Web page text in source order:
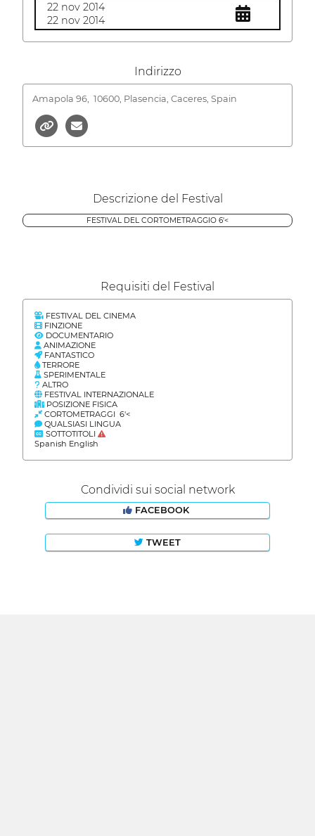
22 nov 2014
22 nov 2014
Indirizzo
Amapola 96, 10600, Plasencia, Caceres, Spain
Descrizione del Festival
FESTIVAL DEL CORTOMETRAGGIO 6'<
Requisiti del Festival
FESTIVAL DEL CINEMA
FINZIONE
DOCUMENTARIO
ANIMAZIONE
FANTASTICO
TERRORE
SPERIMENTALE
ALTRO
FESTIVAL INTERNAZIONALE
POSIZIONE FISICA
CORTOMETRAGGI 6'<
QUALSIASI LINGUA
SOTTOTITOLI
Spanish English
Condividi sui social network
FACEBOOK
TWEET